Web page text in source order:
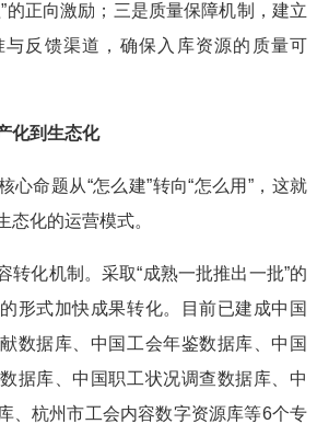
的正向激励；三是质量保障机制，建立
与反馈渠道，确保入库资源的质量可
化到生态化
心命题从“怎么建”转向“怎么用”，这就
态化的运营模式。
转化机制。采取“成熟一批推出一批”的
形式加快成果转化。目前已建成中国
数据库、中国工会年鉴数据库、中国
据库、中国职工状况调查数据库、中
、杭州市工会内容数字资源库等6个专